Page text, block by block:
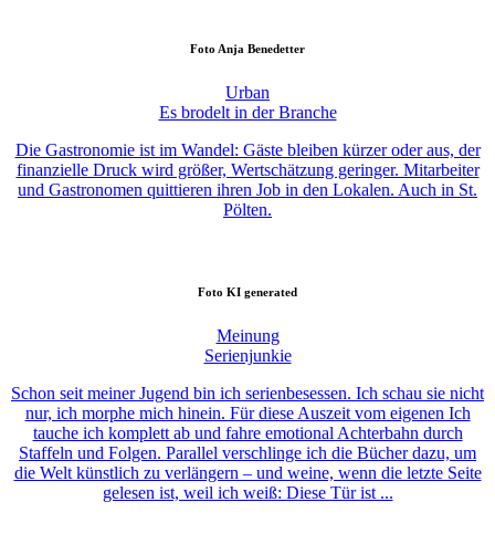
Foto Anja Benedetter
Urban
Es brodelt in der Branche
Die Gastronomie ist im Wandel: Gäste bleiben kürzer oder aus, der
finanzielle Druck wird größer, Wertschätzung geringer. Mitarbeiter
und Gastronomen quittieren ihren Job in den Lokalen. Auch in St.
Pölten.
Foto KI generated
Meinung
Serienjunkie
Schon seit meiner Jugend bin ich serienbesessen. Ich schau sie nicht
nur, ich morphe mich hinein. Für diese Auszeit vom eigenen Ich
tauche ich komplett ab und fahre emotional Achterbahn durch
Staffeln und Folgen. Parallel verschlinge ich die Bücher dazu, um
die Welt künstlich zu verlängern – und weine, wenn die letzte Seite
gelesen ist, weil ich weiß: Diese Tür ist ...